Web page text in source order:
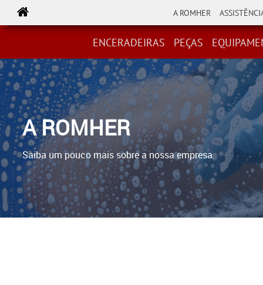
PEÇAS EQUIPAMENTOS
A ROMHER
Saiba um pouco mais sobre a nossa empresa.
ENCERADEIRAS PEÇAS
A ROMHER